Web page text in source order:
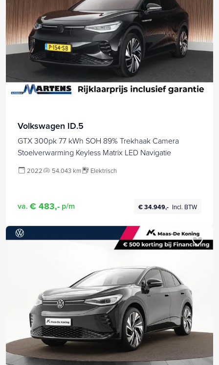
Volkswagen ID.5
GTX 300pk 77 kWh SOH 89% Trekhaak Camera
Stoelverwarming Keyless Matrix LED Navigatie
2022 54.043 km Elektrisch
va. € 483,- p/m € 34.949,- Incl. BTW